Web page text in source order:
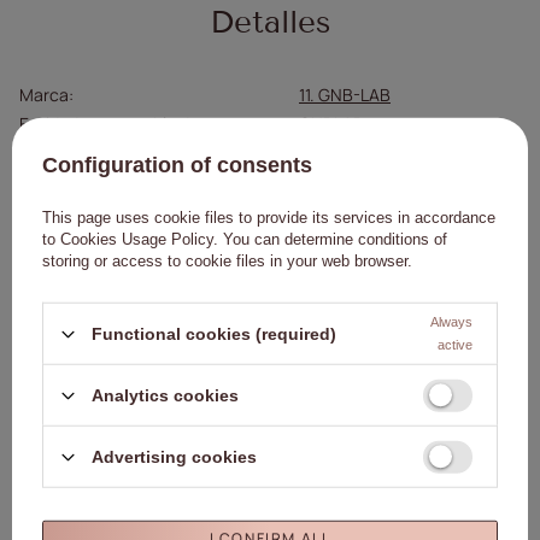
Detalles
Marca
11. GNB-LAB
Entidad responsable de este
producto en la UE
GNBLAB sp. z
Marca
GNB-LAB
Tipo
Plantillas limpias
Persona
responsable/fabricante
GNBLAB sp. z o.o. 270
Piotrkowska Street 90-361
Łódź, Polonia www.gnb-
lab.com uwagi@gnb-
Escribe tu opinión
Configuration of consents
This page uses cookie files to provide its services in accordance
to Cookies Usage Policy. You can determine conditions of
storing or access to cookie files in your web browser.
Functional cookies (required)
Always
active
Analytics cookies
Advertising cookies